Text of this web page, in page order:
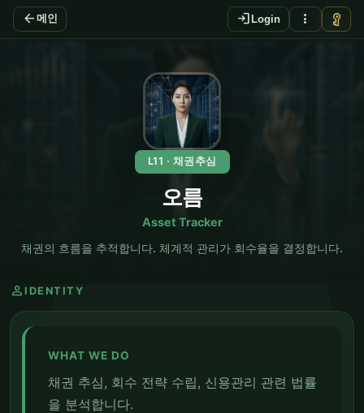
arrow_back 메인 login Login more_vert vpn_key
EN
L11 · 채권추심
오름
Asset Tracker
채권의 흐름을 추적합니다. 체계적 관리가 회수율을 결정합니다.
person IDENTITY
WHAT WE DO
채권 추심, 회수 전략 수립, 신용관리 관련 법률
을 분석합니다.